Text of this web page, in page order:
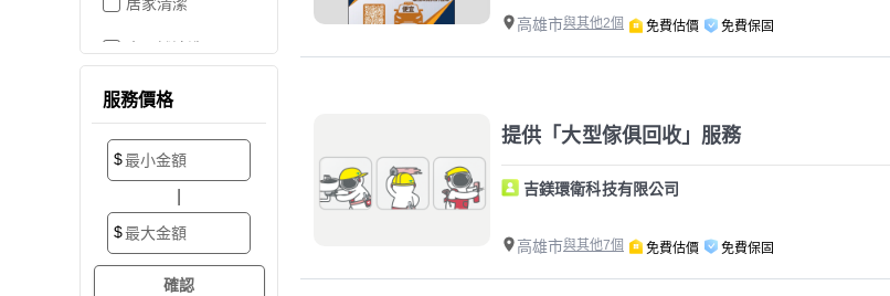
空屋打掃
居家收納
搬家/裝潢後清潔
大掃除
辦公室清潔
服務價格
$
$
高雄市與其他2個 免費估價 免費保固
提供「大型傢俱回收」服務
吉鎂環衛科技有限公司
高雄市與其他7個 免費估價 免費保固